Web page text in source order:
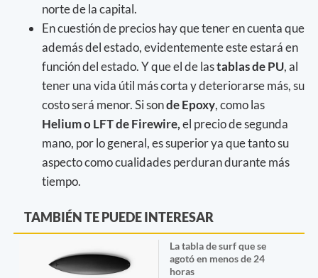
norte de la capital.
En cuestión de precios hay que tener en cuenta que
además del estado, evidentemente este estará en
función del estado. Y que el de lastablas de PU, al
tener una vida útil más corta y deteriorarse más, su
costo será menor. Si sonde Epoxy, como las
Helium o LFT de Firewire,el precio de segunda
mano, por lo general, es superior ya que tanto su
aspecto como cualidades perduran durante más
tiempo.
TAMBIÉN TE PUEDE INTERESAR
La tabla de surf que se
agotó en menos de 24
horas